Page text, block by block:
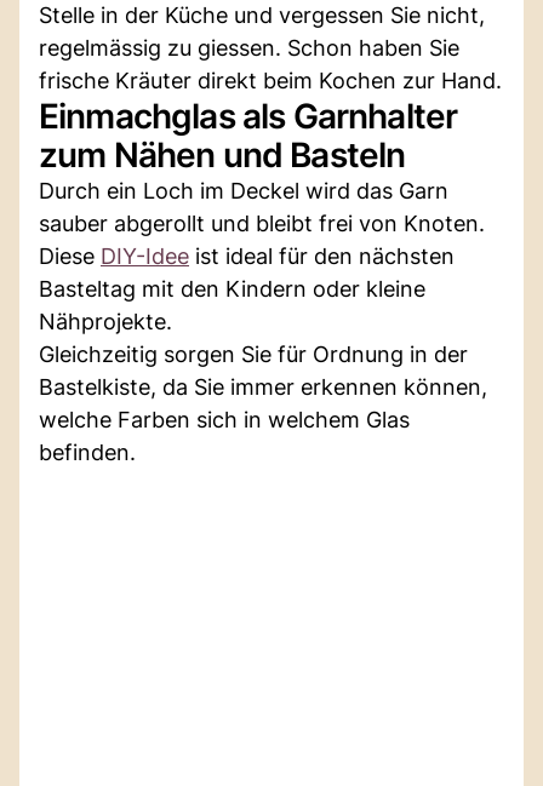
Stelle in der Küche und vergessen Sie nicht,
regelmässig zu giessen. Schon haben Sie
frische Kräuter direkt beim Kochen zur Hand.
Einmachglas als Garnhalter
zum Nähen und Basteln
Durch ein Loch im Deckel wird das Garn
sauber abgerollt und bleibt frei von Knoten.
Diese DIY-Idee ist ideal für den nächsten
Basteltag mit den Kindern oder kleine
Nähprojekte.
Gleichzeitig sorgen Sie für Ordnung in der
Bastelkiste, da Sie immer erkennen können,
welche Farben sich in welchem Glas
befinden.